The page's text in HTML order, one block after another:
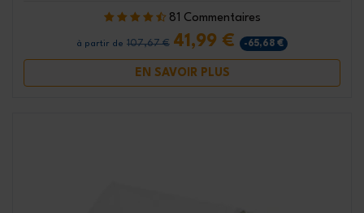
81 Commentaires
à partir de 107,67 € 41,99 € -65,68 €
EN SAVOIR PLUS